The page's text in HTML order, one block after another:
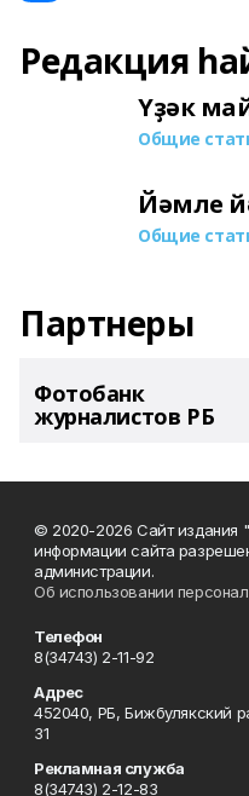
Редакция
Үҙәк
Общие
Йәмле
Общие
Партнеры
Фотобанк
журналистов РБ
© 2020-2026 Сайт издания
информации сайта
администрации.
Об использовании
Телефон
8(34743) 2-11-92
Адрес
452040, РБ, Бижбулякский
31
Рекламная служба
8(34743) 2-12-83